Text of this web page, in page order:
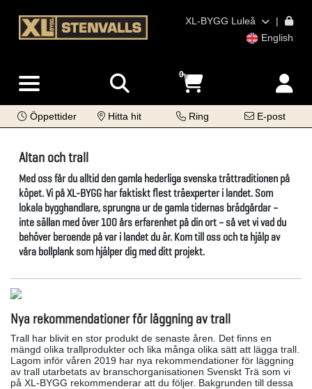
XL-BYGG Luleå
|
English
0
Öppettider Hitta hit Ring E-post
Altan och trall
Med oss får du alltid den gamla hederliga svenska trättraditionen på
köpet. Vi på XL-BYGG har faktiskt flest träexperter i landet. Som
lokala bygghandlare, sprungna ur de gamla tidernas brädgårdar –
inte sällan med över 100 års erfarenhet på din ort – så vet vi vad du
behöver beroende på var i landet du är. Kom till oss och ta hjälp av
våra bollplank som hjälper dig med ditt projekt.
Nya rekommendationer för läggning av trall
Trall har blivit en stor produkt de senaste åren. Det finns en
mängd olika trallprodukter och lika många olika sätt att lägga trall.
Lagom inför våren 2019 har nya rekommendationer för läggning
av trall utarbetats av branschorganisationen Svenskt Trä som vi
på XL-BYGG rekommenderar att du följer. Bakgrunden till dessa